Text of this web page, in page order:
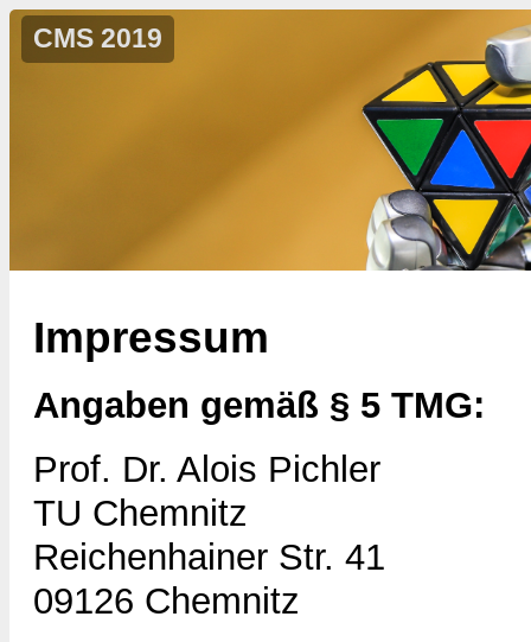
CMS 2019
Impressum
Angaben gemäß § 5 TMG:
Prof. Dr. Alois Pichler
TU Chemnitz
Reichenhainer Str. 41
09126 Chemnitz